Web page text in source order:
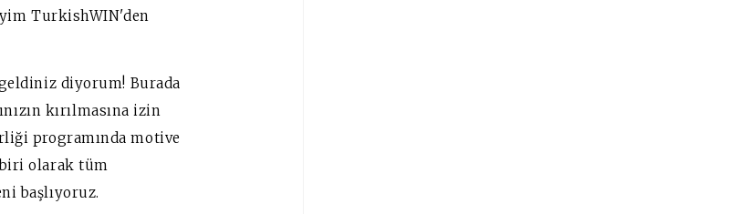
TurkishWIN'den
diyorum! Burada
kırılmasına izin
programında motive
olarak tüm
başlıyoruz.